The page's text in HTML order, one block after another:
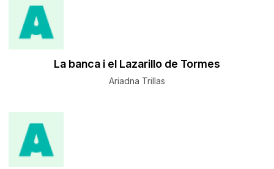
La banca i el Lazarillo de Tormes
Ariadna Trillas